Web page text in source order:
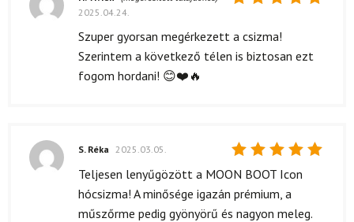
5 / 5
2025.04.24.
Szuper gyorsan megérkezett a csizma!
Szerintem a következő télen is biztosan ezt
fogom hordani! 😊❤️🔥
Értékelés:
S. Réka 2025.03.05.
Teljesen lenyűgözött a MOON BOOT Icon
hócsizma! A minősége igazán prémium, a
műszőrme pedig gyönyörű és nagyon meleg.